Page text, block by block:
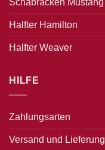
Schabracken Mustang
Halfter Hamilton
Halfter Weaver
HILFE
Zahlungsarten
Versand und Lieferung